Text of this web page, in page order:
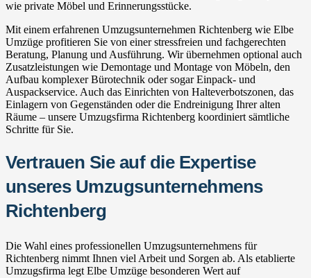
wie private Möbel und Erinnerungsstücke.
Mit einem erfahrenen Umzugsunternehmen Richtenberg wie Elbe
Umzüge profitieren Sie von einer stressfreien und fachgerechten
Beratung, Planung und Ausführung. Wir übernehmen optional auch
Zusatzleistungen wie Demontage und Montage von Möbeln, den
Aufbau komplexer Bürotechnik oder sogar Einpack- und
Auspackservice. Auch das Einrichten von Halteverbotszonen, das
Einlagern von Gegenständen oder die Endreinigung Ihrer alten
Räume – unsere Umzugsfirma Richtenberg koordiniert sämtliche
Schritte für Sie.
Vertrauen Sie auf die Expertise
unseres Umzugsunternehmens
Richtenberg
Die Wahl eines professionellen Umzugsunternehmens für
Richtenberg nimmt Ihnen viel Arbeit und Sorgen ab. Als etablierte
Umzugsfirma legt Elbe Umzüge besonderen Wert auf